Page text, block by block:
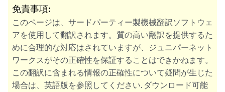
免責事項:
このページは、サードパーティー製機械翻訳ソフトウェ
アを使用して翻訳されます。質の高い翻訳を提供するた
めに合理的な対応はされていますが、ジュニパーネット
ワークスがその正確性を保証することはできかねます。
この翻訳に含まれる情報の正確性について疑問が生じた
場合は、英語版を参照してください. ダウンロード可能